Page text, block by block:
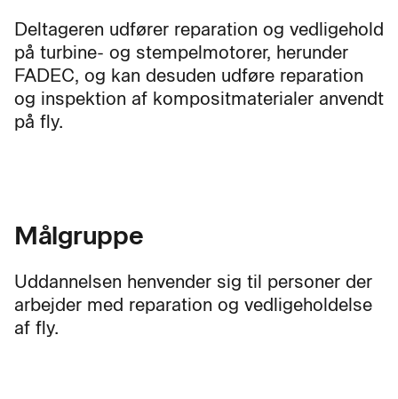
Deltageren udfører reparation og vedligehold
på turbine- og stempelmotorer, herunder
FADEC, og kan desuden udføre reparation
og inspektion af kompositmaterialer anvendt
på fly.
Målgruppe
Uddannelsen henvender sig til personer der
arbejder med reparation og vedligeholdelse
af fly.